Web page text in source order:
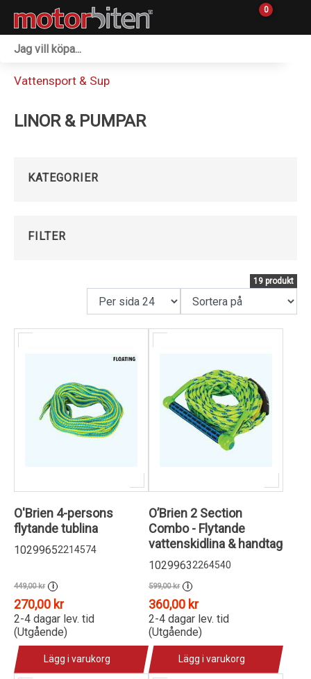
0
Kundservice
Vattensport & Sup
LINOR & PUMPAR
KATEGORIER
FILTER
19 produkt
O'Brien 4-persons
flytande tublina
10299652214574
449,00 kr i
270,00 kr
2-4 dagar lev. tid
(Utgående)
Lägg i varukorg
O’Brien 2 Section
Combo - Flytande
vattenskidlina & handtag
10299632264540
599,00 kr i
360,00 kr
2-4 dagar lev. tid
(Utgående)
Lägg i varukorg